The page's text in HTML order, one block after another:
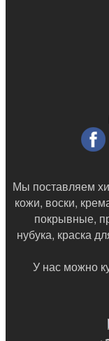
Мы поставляем
кожи, воски,
покрывные,
нубука, краска
У нас можно